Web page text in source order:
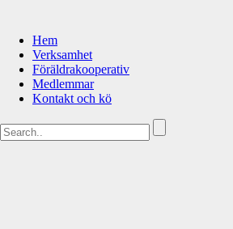
Hem
Verksamhet
Föräldrakooperativ
Medlemmar
Kontakt och kö